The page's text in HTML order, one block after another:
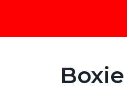
Boxie